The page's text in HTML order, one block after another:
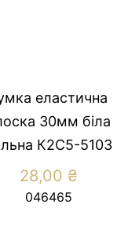
еластична
30мм біла
К2С5-5103
28,00 ₴
046465